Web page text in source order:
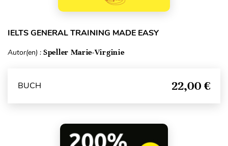
IELTS GENERAL TRAINING MADE EASY
Autor(en) : Speller Marie-Virginie
BUCH 22,00 €